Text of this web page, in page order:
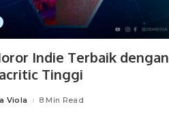
Indie Terbaik dengan
Tinggi
Viola 8 Min Read